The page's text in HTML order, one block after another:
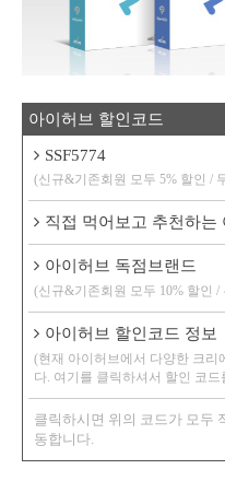
아이허브 할인코드
SSF5774
(신규&기존회원 모두 5% 할인 /
직접 먹어보고 추천하는
아이허브 독점브랜드
(신규&기존회원 모두 10% 할인 /
아이허브 할인코드 정보
(현재 아이허브에서 다양한 크리
다. 여기를 클릭하셔서 할인 코
클릭하시면 위의 코드가 모두
동합니다.